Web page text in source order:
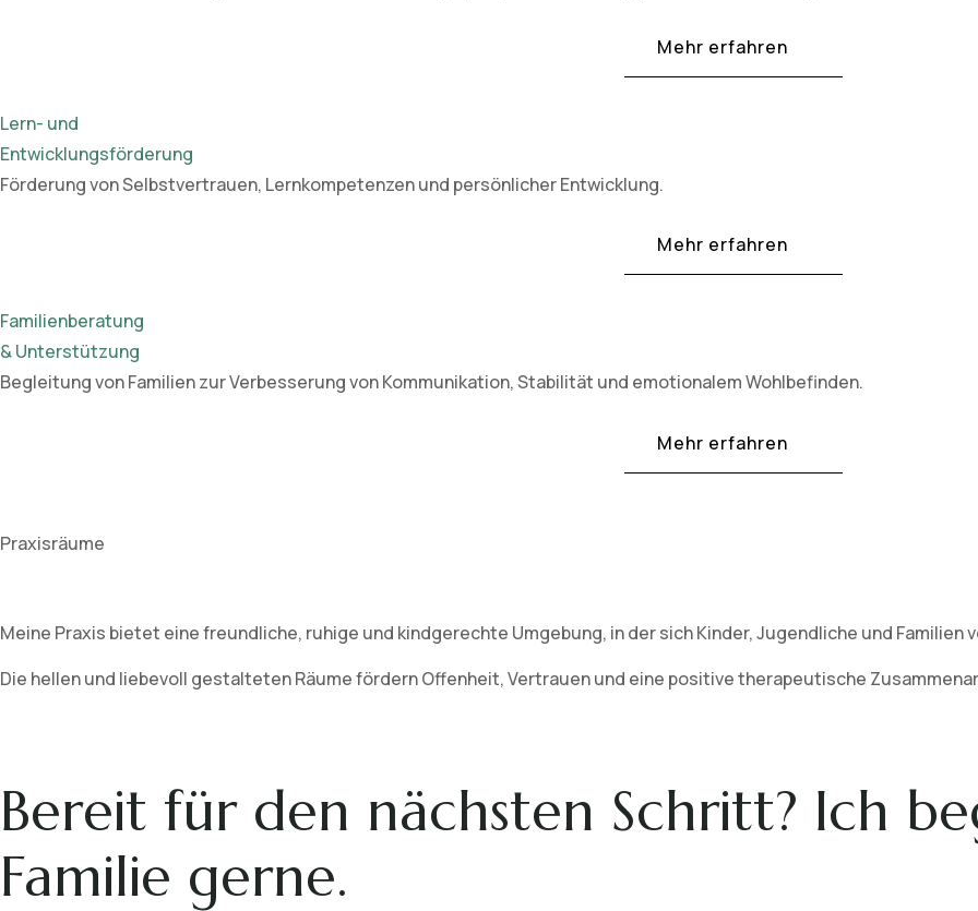
Mehr erfahren
Lern- und
Entwicklungsförderung
Förderung von Selbstvertrauen, Lernkompetenzen und persönlicher Entwicklung.
Mehr erfahren
Familienberatung
& Unterstützung
Begleitung von Familien zur Verbesserung von Kommunikation, Stabilität und emotionalem Wohlbefinden.
Mehr erfahren
Praxisräume
Meine Praxis bietet eine freundliche, ruhige und kindgerechte Umgebung, in der sich Kinder, Jugendliche und Familien
Die hellen und liebevoll gestalteten Räume fördern Offenheit, Vertrauen und eine positive therapeutische
Bereit für den nächsten Schritt? Ich
Familie gerne.